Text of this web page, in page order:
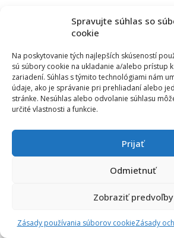
Spravujte súhlas so
cookie
Na poskytovanie tých najlepších skúseností
sú súbory cookie na ukladanie a/alebo prístup
zariadení. Súhlas s týmito technológiami nám
údaje, ako je správanie pri prehliadaní alebo
stránke. Nesúhlas alebo odvolanie súhlasu
určité vlastnosti a funkcie.
Prijať
Odmietnuť
Zobraziť predvoľby
Zásady používania súborov cookieZásady